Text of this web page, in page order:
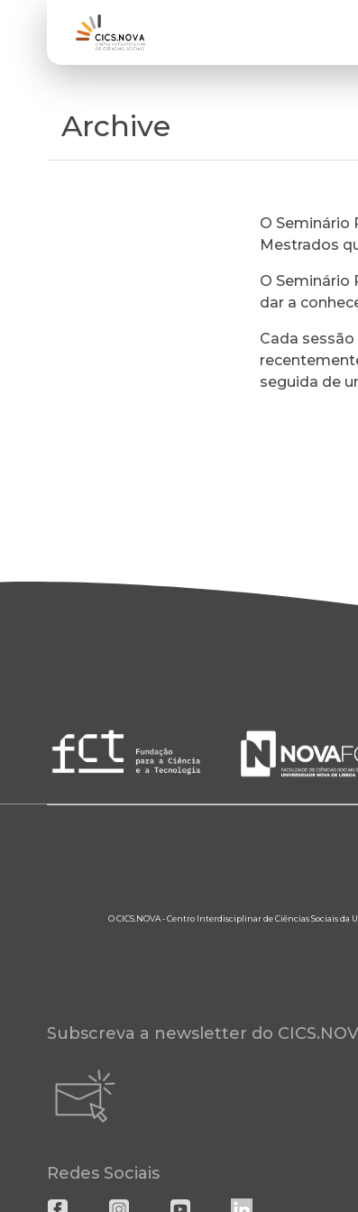
Archive
O Seminário
Mestrados
O Seminário
dar a
Cada
seguida de
O CICS.NOVA - Centro Interdisciplinar de Ciências Sociais da
Subscreva a newsletter do
Redes Sociais